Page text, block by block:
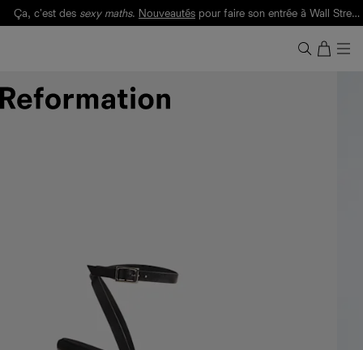
Ça, c'est des sexy maths. Nouveautés pour faire son entrée à Wall Street.